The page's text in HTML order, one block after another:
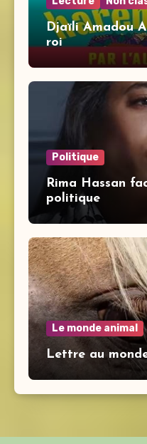
Djaïli Amadou
roi
Politique
Rima Hassan
politique
Le monde animal
Lettre au